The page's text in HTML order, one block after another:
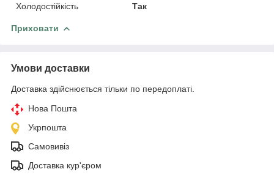
Холодостійкість
Так
Приховати
Умови доставки
Доставка здійснюється тільки по передоплаті.
Нова Пошта
Укрпошта
Самовивіз
Доставка кур'єром